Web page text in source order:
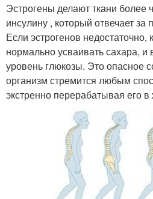
Эстрогены делают ткани более
инсулину , который отвечает за
Если эстрогенов недостаточно,
нормально усваивать сахара,
уровень глюкозы. Это опасное
организм стремится любым
экстренно перерабатывая его